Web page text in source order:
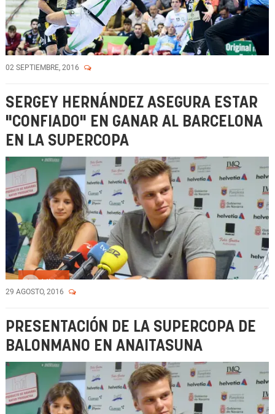
02 SEPTIEMBRE, 2016
SERGEY HERNÁNDEZ ASEGURA ESTAR
"CONFIADO" EN GANAR AL BARCELONA
EN LA SUPERCOPA
29 AGOSTO, 2016
PRESENTACIÓN DE LA SUPERCOPA DE
BALONMANO EN ANAITASUNA